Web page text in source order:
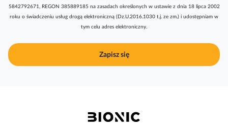
r
y
j
n
Zapisz się
5842792671, REGON 385889185 na zasadach określonych w ustawie z dnia 18 lipca 2002
roku o świadczeniu usług drogą elektroniczną (Dz.U.2016.1030 t.j. ze zm.) i udostępniam w
tym celu adres elektroniczny.